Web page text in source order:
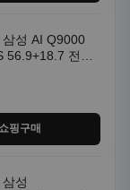
성 AI Q9000
전국
핑구매
성